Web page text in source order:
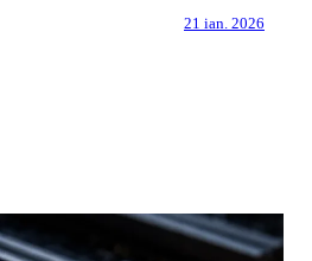
21 ian. 2026